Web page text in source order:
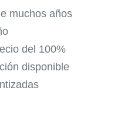
muchos años
del 100%
disponible